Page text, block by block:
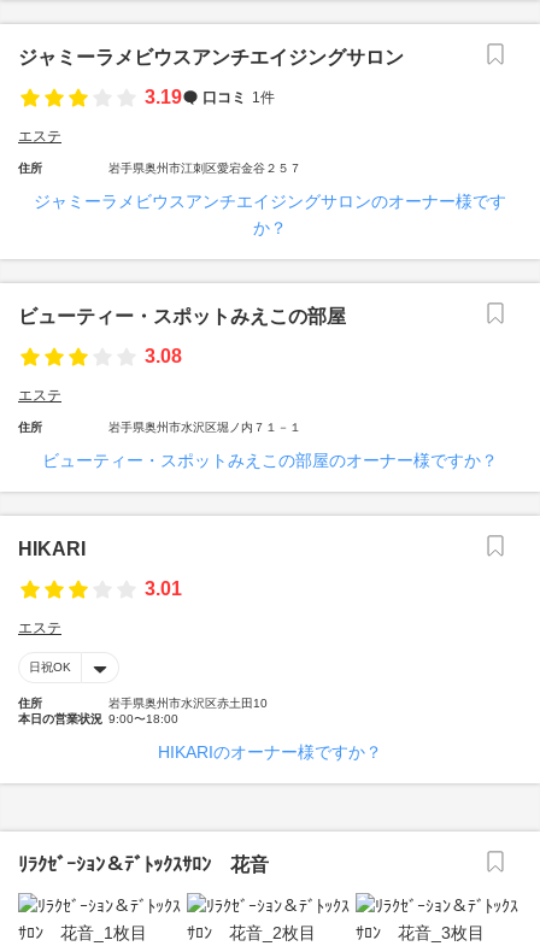
ジャミーラメビウスアンチエイジングサロン
3.19
口コミ 1件
エステ
住所 岩手県奥州市江刺区愛宕金谷２５７
ジャミーラメビウスアンチエイジングサロンのオーナー様です
か？
ビューティー・スポットみえこの部屋
3.08
エステ
住所 岩手県奥州市水沢区堀ノ内７１－１
ビューティー・スポットみえこの部屋のオーナー様ですか？
HIKARI
3.01
エステ
日祝OK
住所
岩手県奥州市水沢区赤土田10
本日の営業状況 9:00〜18:00
HIKARIのオーナー様ですか？
ﾘﾗｸｾﾞｰｼｮﾝ＆ﾃﾞﾄｯｸｽｻﾛﾝ 花音